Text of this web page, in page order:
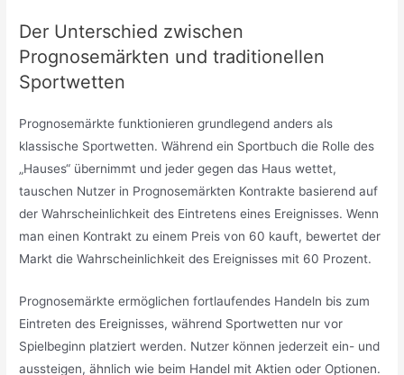
Der Unterschied zwischen
Prognosemärkten und traditionellen
Sportwetten
Prognosemärkte funktionieren grundlegend anders als
klassische Sportwetten. Während ein Sportbuch die Rolle des
„Hauses“ übernimmt und jeder gegen das Haus wettet,
tauschen Nutzer in Prognosemärkten Kontrakte basierend auf
der Wahrscheinlichkeit des Eintretens eines Ereignisses. Wenn
man einen Kontrakt zu einem Preis von 60 kauft, bewertet der
Markt die Wahrscheinlichkeit des Ereignisses mit 60 Prozent.
Prognosemärkte ermöglichen fortlaufendes Handeln bis zum
Eintreten des Ereignisses, während Sportwetten nur vor
Spielbeginn platziert werden. Nutzer können jederzeit ein- und
aussteigen, ähnlich wie beim Handel mit Aktien oder Optionen.